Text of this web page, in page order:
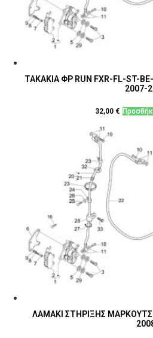
ΤΑΚΑΚΙΑ ΦΡ RUN FXR-FL-ST-
2007-
32,00 €
ΛΑΜΑΚΙ ΣΤΗΡΙΞΗΣ ΜΑΡΚΟΥΤΣΙ